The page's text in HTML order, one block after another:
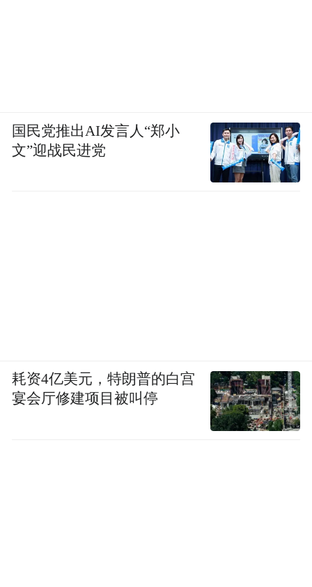
国民党推出AI发言人“郑小
文”迎战民进党
耗资4亿美元，特朗普的白宫
宴会厅修建项目被叫停